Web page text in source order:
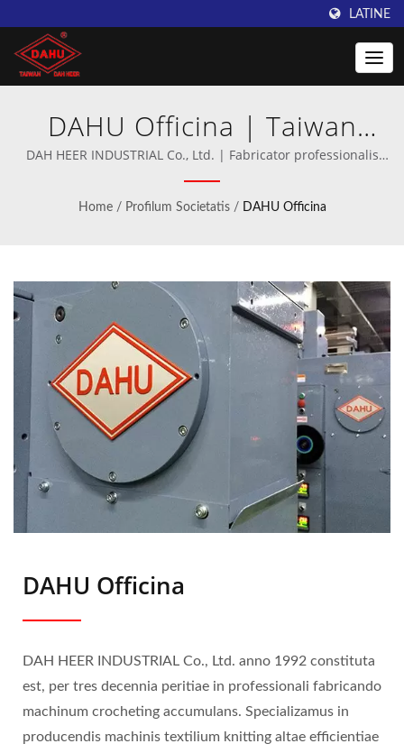
LATINE
DAHU Officina | Taiwan
DAHU: Excellentia in
fabricando machinis crochet
DAH HEER INDUSTRIAL Co., Ltd. | Fabricator professionalis
machinum croceti et texturae warp.
Home / Profilum Societatis / DAHU Officina
DAHU Officina
DAH HEER INDUSTRIAL Co., Ltd. anno 1992 constituta
est, per tres decennia peritiae in professionali fabricando
machinum crocheting accumulans. Specializamus in
producendis machinis textilium knitting altae efficientiae